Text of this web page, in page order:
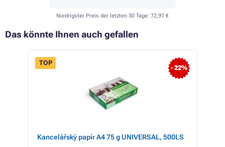
Niedrigster Preis der letzten 30 Tage: 72,97 €
Das könnte Ihnen auch gefallen
- 22%
TOP
Kancelářský papír A4 75 g UNIVERSAL, 500LS